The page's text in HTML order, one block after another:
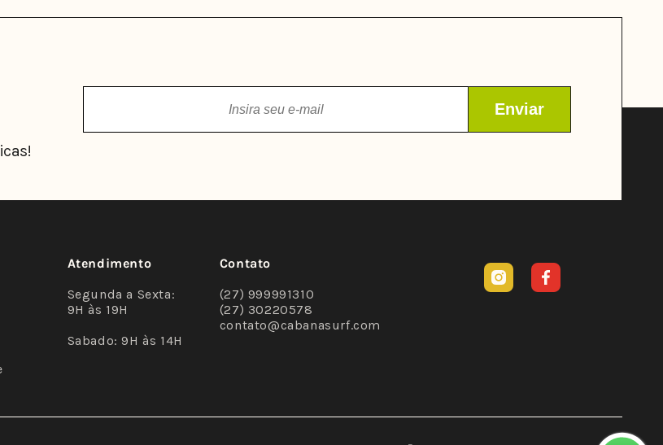
Atendimento
Segunda a Sexta:
9H às 19H
Sabado: 9H às 14H
Contato
(27) 999991310
(27) 30220578
contato@cabanasurf.com
Facebook
Instagram